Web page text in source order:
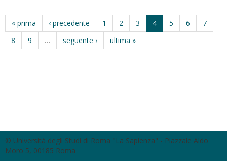
« prima ‹ precedente 1 2 3 4 5 6
7
8
9 … seguente › ultima »
© Università degli Studi di Roma "La Sapienza" - Piazzale Aldo
Moro 5, 00185 Roma